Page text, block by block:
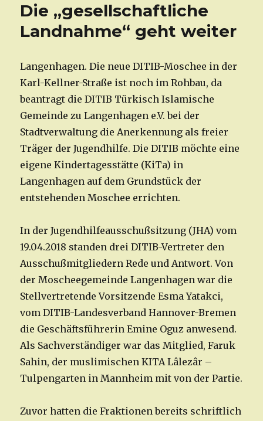
Die „gesellschaftliche
Landnahme“ geht weiter
Langenhagen. Die neue DITIB-Moschee in der
Karl-Kellner-Straße ist noch im Rohbau, da
beantragt die DITIB Türkisch Islamische
Gemeinde zu Langenhagen e.V. bei der
Stadtverwaltung die Anerkennung als freier
Träger der Jugendhilfe. Die DITIB möchte eine
eigene Kindertagesstätte (KiTa) in
Langenhagen auf dem Grundstück der
entstehenden Moschee errichten.
In der Jugendhilfeausschußsitzung (JHA) vom
19.04.2018 standen drei DITIB-Vertreter den
Ausschußmitgliedern Rede und Antwort. Von
der Moscheegemeinde Langenhagen war die
Stellvertretende Vorsitzende Esma Yatakci,
vom DITIB-Landesverband Hannover-Bremen
die Geschäftsführerin Emine Oguz anwesend.
Als Sachverständiger war das Mitglied, Faruk
Sahin, der muslimischen KITA Lâlezâr –
Tulpengarten in Mannheim mit von der Partie.
Zuvor hatten die Fraktionen bereits schriftlich